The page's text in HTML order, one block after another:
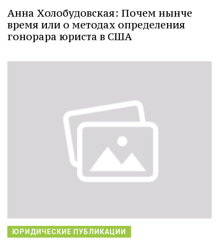
Анна Холобудовская: Почем нынче
время или о методах определения
гонорара юриста в США
ЮРИДИЧЕСКИЕ ПУБЛИКАЦИИ